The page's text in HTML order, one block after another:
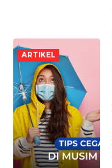
ARTIKEL